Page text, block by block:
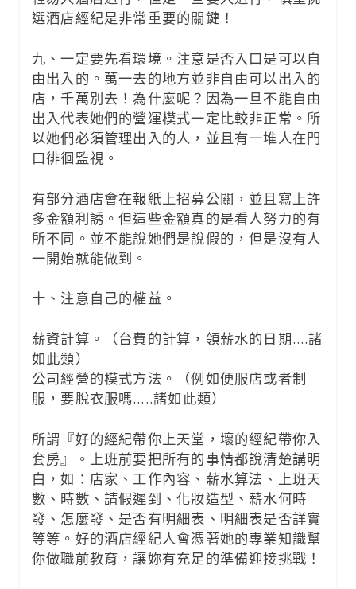
選酒店經紀是非常重要的關鍵！
九、一定要先看環境。注意是否入口是可以自
由出入的。萬一去的地方並非自由可以出入的
店，千萬別去！為什麼呢？因為一旦不能自由
出入代表她們的營運模式一定比較非正常。所
以她們必須管理出入的人，並且有一堆人在門
口徘徊監視。
有部分酒店會在報紙上招募公關，並且寫上許
多金額利誘。但這些金額真的是看人努力的有
所不同。並不能說她們是說假的，但是沒有人
一開始就能做到。
十、注意自己的權益。
薪資計算。（台費的計算，領薪水的日期….諸
如此類）
公司經營的模式方法。（例如便服店或者制
服，要脫衣服嗎…..諸如此類）
所謂『好的經紀帶你上天堂，壞的經紀帶你入
套房』。上班前要把所有的事情都說清楚講明
白，如：店家、工作內容、薪水算法、上班天
數、時數、請假遲到、化妝造型、薪水何時
發、怎麼發、是否有明細表、明細表是否詳實
等等。好的酒店經紀人會憑著她的專業知識幫
你做職前教育，讓妳有充足的準備迎接挑戰！